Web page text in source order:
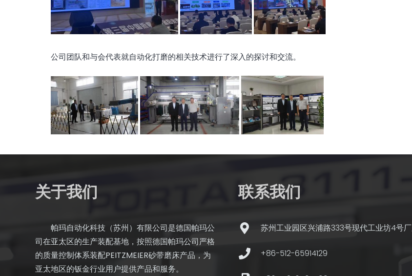
公司团队和与会代表就自动化打磨的相关技术进行了深入的探讨和交流。
关于我们
帕玛自动化科技（苏州）有限公司是德国帕玛公
司在亚太区的生产装配基地，按照德国帕玛公司严格
的质量控制体系装配PEITZMEIER砂带磨床产品，为
亚太地区的钣金行业用户提供产品和服务。
联系我们
苏州工业园区兴浦路333号现代工业坊4号厂
+86-512-65914129